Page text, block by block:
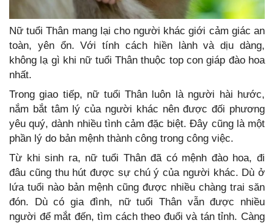
Nữ tuổi Thân mang lại cho người khác giới cảm giác an
toàn, yên ổn. Với tính cách hiền lành và dịu dàng,
không lạ gì khi nữ tuổi Thân thuộc top con giáp đào hoa
nhất.
Trong giao tiếp, nữ tuổi Thân luôn là người hài hước,
nắm bắt tâm lý của người khác nên được đối phương
yêu quý, dành nhiều tình cảm đặc biệt. Đây cũng là một
phần lý do bản mệnh thành công trong công việc.
Từ khi sinh ra, nữ tuổi Thân đã có mệnh đào hoa, đi
đâu cũng thu hút được sự chú ý của người khác. Dù ở
lứa tuổi nào bản mệnh cũng được nhiều chàng trai săn
đón. Dù có gia đình, nữ tuổi Thân vẫn được nhiều
người để mắt đến, tìm cách theo đuổi và tán tỉnh. Càng